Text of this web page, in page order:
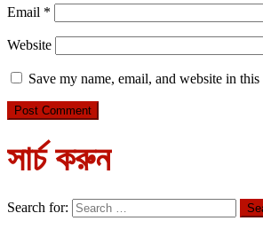
Email *
Website
Save my name, email, and website in
সার্চ করুন
Search for: